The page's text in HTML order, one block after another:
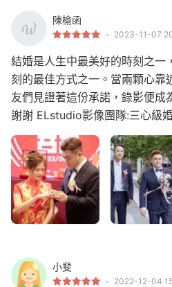
陳榆函
2023-11-07
結婚是人生中最美好的時刻之一
刻的最佳方式之一。當兩顆心靠
友們見證著這份承諾，錄影便成
謝謝 ELstudio影像團隊:三心級
小斐
2022-12-04